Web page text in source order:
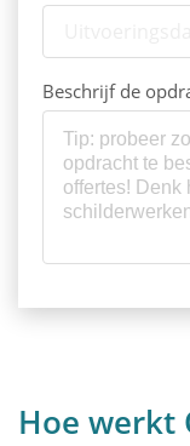
Beschrijf de
Hoe werkt